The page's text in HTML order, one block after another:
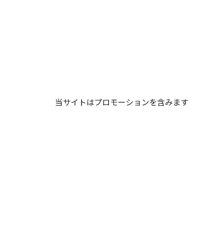
当サイトはプロモーションを含みます